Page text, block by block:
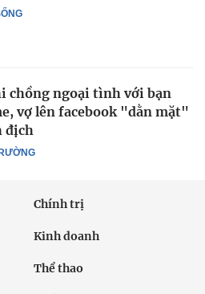
chồng ngoại tình với bạn
vợ lên facebook "dằn mặt"
địch
Chính trị
Kinh doanh
Thể thao